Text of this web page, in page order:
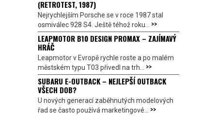
(RETROTEST, 1987)
Nejrychlejším Porsche se v roce 1987 stal
osmiválec 928 S4. Ještě téhož roku... >>
LEAPMOTOR B10 DESIGN PROMAX – ZAJÍMAVÝ
HRÁČ
Leapmotor v Evropě rychle roste a po malém
městském typu T03 přivedl na trh... >>
SUBARU E-OUTBACK – NEJLEPŠÍ OUTBACK
VŠECH DOB?
U nových generací zaběhnutých modelových
řad se často používá marketingové... >>